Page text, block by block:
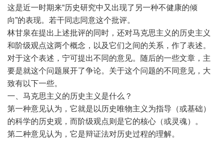
这是近一时期来“历史研究中又出现了另一种不健康的倾
向”的表现。若干同志同意这个批评。
林甘泉在提出上述批评的同时，还对马克思主义的历史主义
和阶级观点这两个概念，以及它们之间的关系，作了表述。
对于这个表述，宁可提出不同的意见。随后的一些文章，主
要是就这个问题展开了争论。关于这个问题的不同意见，大
致有以下一些。
一、马克思主义的历史主义是什么？
第一种意见认为，它就是以历史唯物主义为指导（或基础）
的科学的历史观，而阶级观点则是它的核心（或灵魂）。
第二种意见认为，它是辩证法对历史过程的理解。